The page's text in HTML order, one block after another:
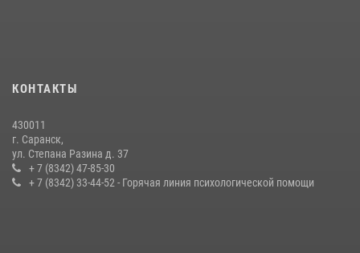
содействии сотрудников Росгвардии
Сотрудники Росгвардии обеспечили безопасность Всероссийского
конкурса профмастерства в Саранске
23 июля 2026, 11:54 4
КОНТАКТЫ
430011
г. Саранск,
ул. Степана Разина д. 37
+ 7 (8342) 47-85-30
+ 7 (8342) 33-44-52 - Горячая линия психологической помощи